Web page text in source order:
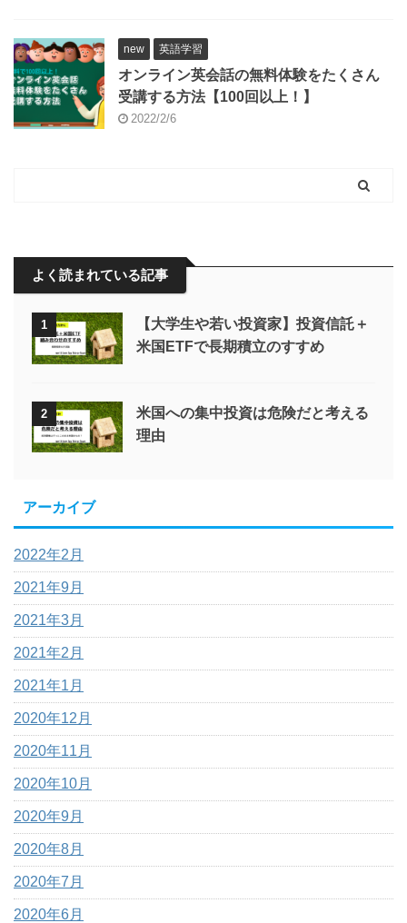
new 英語学習
オンライン英会話の無料体験をたくさん
受講する方法【100回以上！】
2022/2/6
よく読まれている記事
1
【大学生や若い投資家】投資信託＋
米国ETFで長期積立のすすめ
2
米国への集中投資は危険だと考える
理由
アーカイブ
2022年2月
2021年9月
2021年3月
2021年2月
2021年1月
2020年12月
2020年11月
2020年10月
2020年9月
2020年8月
2020年7月
2020年6月